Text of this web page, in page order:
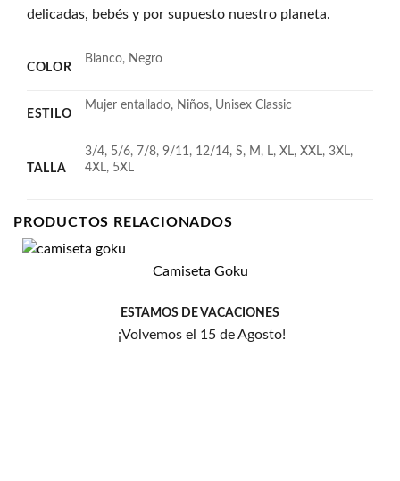
delicadas, bebés y por supuesto nuestro planeta.
COLOR
Blanco, Negro
ESTILO
Mujer entallado, Niños, Unisex Classic
TALLA
3/4, 5/6, 7/8, 9/11, 12/14, S, M, L, XL, XXL, 3XL,
4XL, 5XL
PRODUCTOS RELACIONADOS
Camiseta Goku
ESTAMOS DE VACACIONES
¡Volvemos el 15 de Agosto!